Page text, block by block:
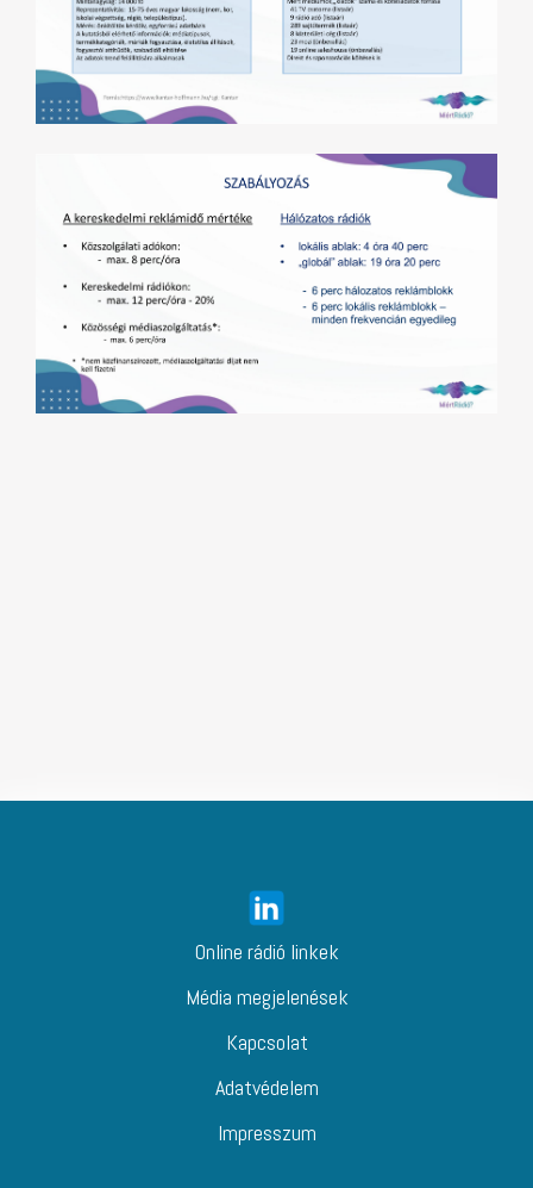
Online rádió linkek
Média megjelenések
Kapcsolat
Adatvédelem
Impresszum